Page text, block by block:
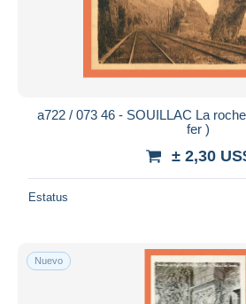
a722 / 073 46 - SOUILLAC La
fer )
± 2,30
Estatus
Nuevo